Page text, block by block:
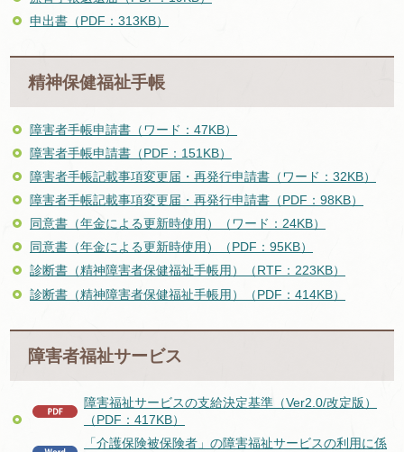
申出書（PDF：313KB）
精神保健福祉手帳
障害者手帳申請書（ワード：47KB）
障害者手帳申請書（PDF：151KB）
障害者手帳記載事項変更届・再発行申請書（ワード：32KB）
障害者手帳記載事項変更届・再発行申請書（PDF：98KB）
同意書（年金による更新時使用）（ワード：24KB）
同意書（年金による更新時使用）（PDF：95KB）
診断書（精神障害者保健福祉手帳用）（RTF：223KB）
診断書（精神障害者保健福祉手帳用）（PDF：414KB）
障害者福祉サービス
障害福祉サービスの支給決定基準（Ver2.0/改定版）
（PDF：417KB）
「介護保険被保険者」の障害福祉サービスの利用に係